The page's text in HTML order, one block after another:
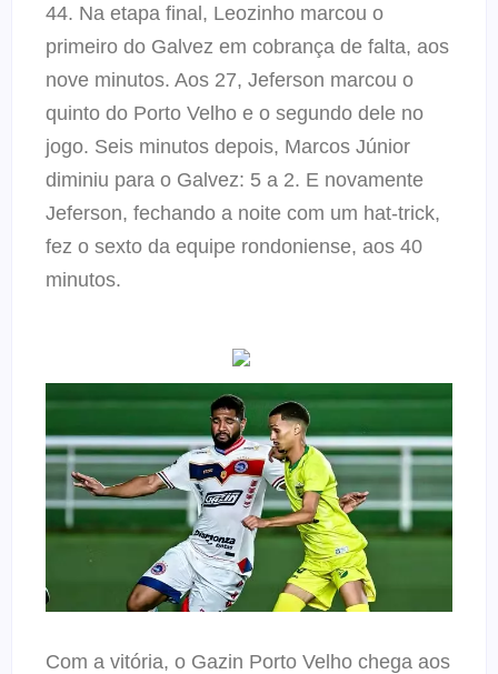
44. Na etapa final, Leozinho marcou o
primeiro do Galvez em cobrança de falta, aos
nove minutos. Aos 27, Jeferson marcou o
quinto do Porto Velho e o segundo dele no
jogo. Seis minutos depois, Marcos Júnior
diminiu para o Galvez: 5 a 2. E novamente
Jeferson, fechando a noite com um hat-trick,
fez o sexto da equipe rondoniense, aos 40
minutos.
Com a vitória, o Gazin Porto Velho chega aos